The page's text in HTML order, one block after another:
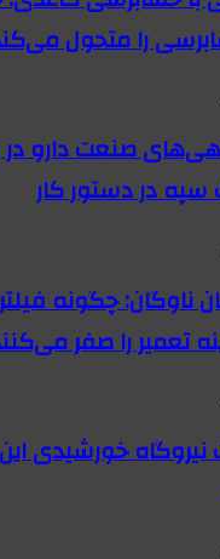
را متحول
سپه در دستور کار
ناوگان: چگونه
تعمیر را صفر
نیروگاه‌ خورشیدی